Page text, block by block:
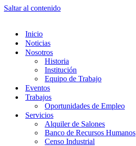
Saltar al contenido
Inicio
Noticias
Nosotros
Historia
Institución
Equipo de Trabajo
Eventos
Trabajos
Oportunidades de Empleo
Servicios
Alquiler de Salones
Banco de Recursos Humanos
Censo Industrial